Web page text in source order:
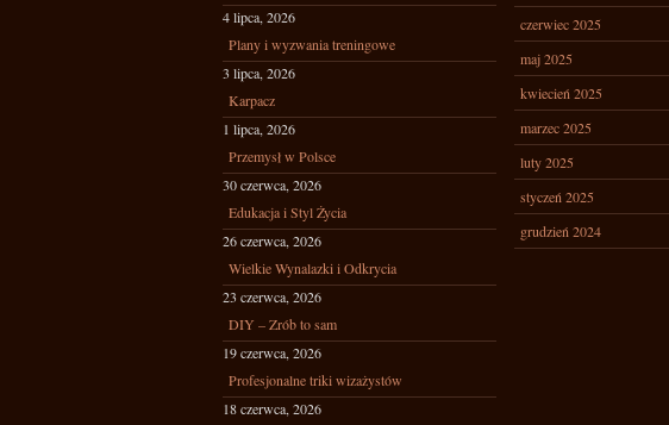
4 lipca, 2026
Plany i wyzwania treningowe
3 lipca, 2026
Karpacz
1 lipca, 2026
Przemysł w Polsce
30 czerwca, 2026
Edukacja i Styl Życia
26 czerwca, 2026
Wielkie Wynalazki i Odkrycia
23 czerwca, 2026
DIY – Zrób to sam
19 czerwca, 2026
Profesjonalne triki wizażystów
18 czerwca, 2026
czerwiec 2025
maj 2025
kwiecień 2025
marzec 2025
luty 2025
styczeń 2025
grudzień 2024